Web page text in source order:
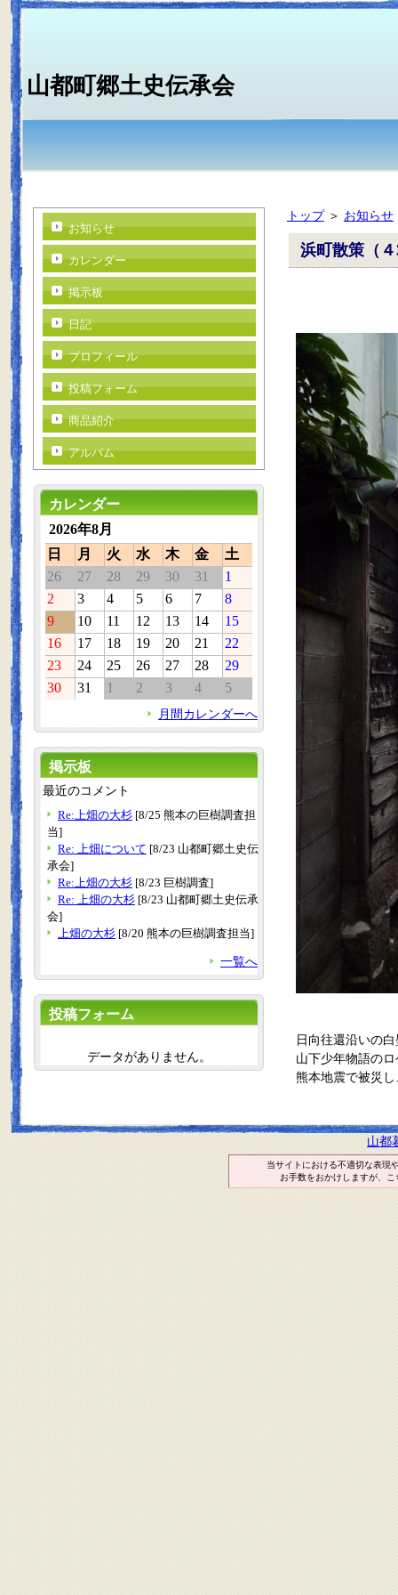
山都町郷土史伝承会
トップ＞ お知らせ
浜町散策（
日向往還沿いの
山下少年物語の
熊本地震で被災
お知らせ
カレンダー
掲示板
日記
プロフィール
投稿フォーム
商品紹介
アルバム
カレンダー
2026年8月
日
月 火 水 木 金
土
26
27 28 29 30 31
1
2
3 4 5 6 7
8
9
10 11 12 13 14
15
16
17 18 19 20 21
22
23
24 25 26 27 28
29
30
31 1 2 3 4 5
月間カレンダーへ
掲示板
最近のコメント
Re:上畑の大杉 [8/25 熊本の巨樹調査担
当]
Re: 上畑について [8/23 山都町郷土史伝
承会]
Re:上畑の大杉 [8/23 巨樹調査]
Re: 上畑の大杉 [8/23 山都町郷土史伝承
会]
上畑の大杉 [8/20 熊本の巨樹調査担当]
一覧へ
投稿フォーム
データがありません。
山都
当サイトにおける不適切な表現
お手数をおかけしますが、こ